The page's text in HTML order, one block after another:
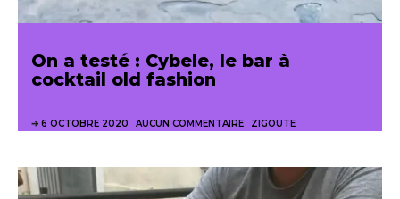
On a testé : Cybele, le bar à
cocktail old fashion
6 OCTOBRE 2020 AUCUN COMMENTAIRE ZIGOUTE